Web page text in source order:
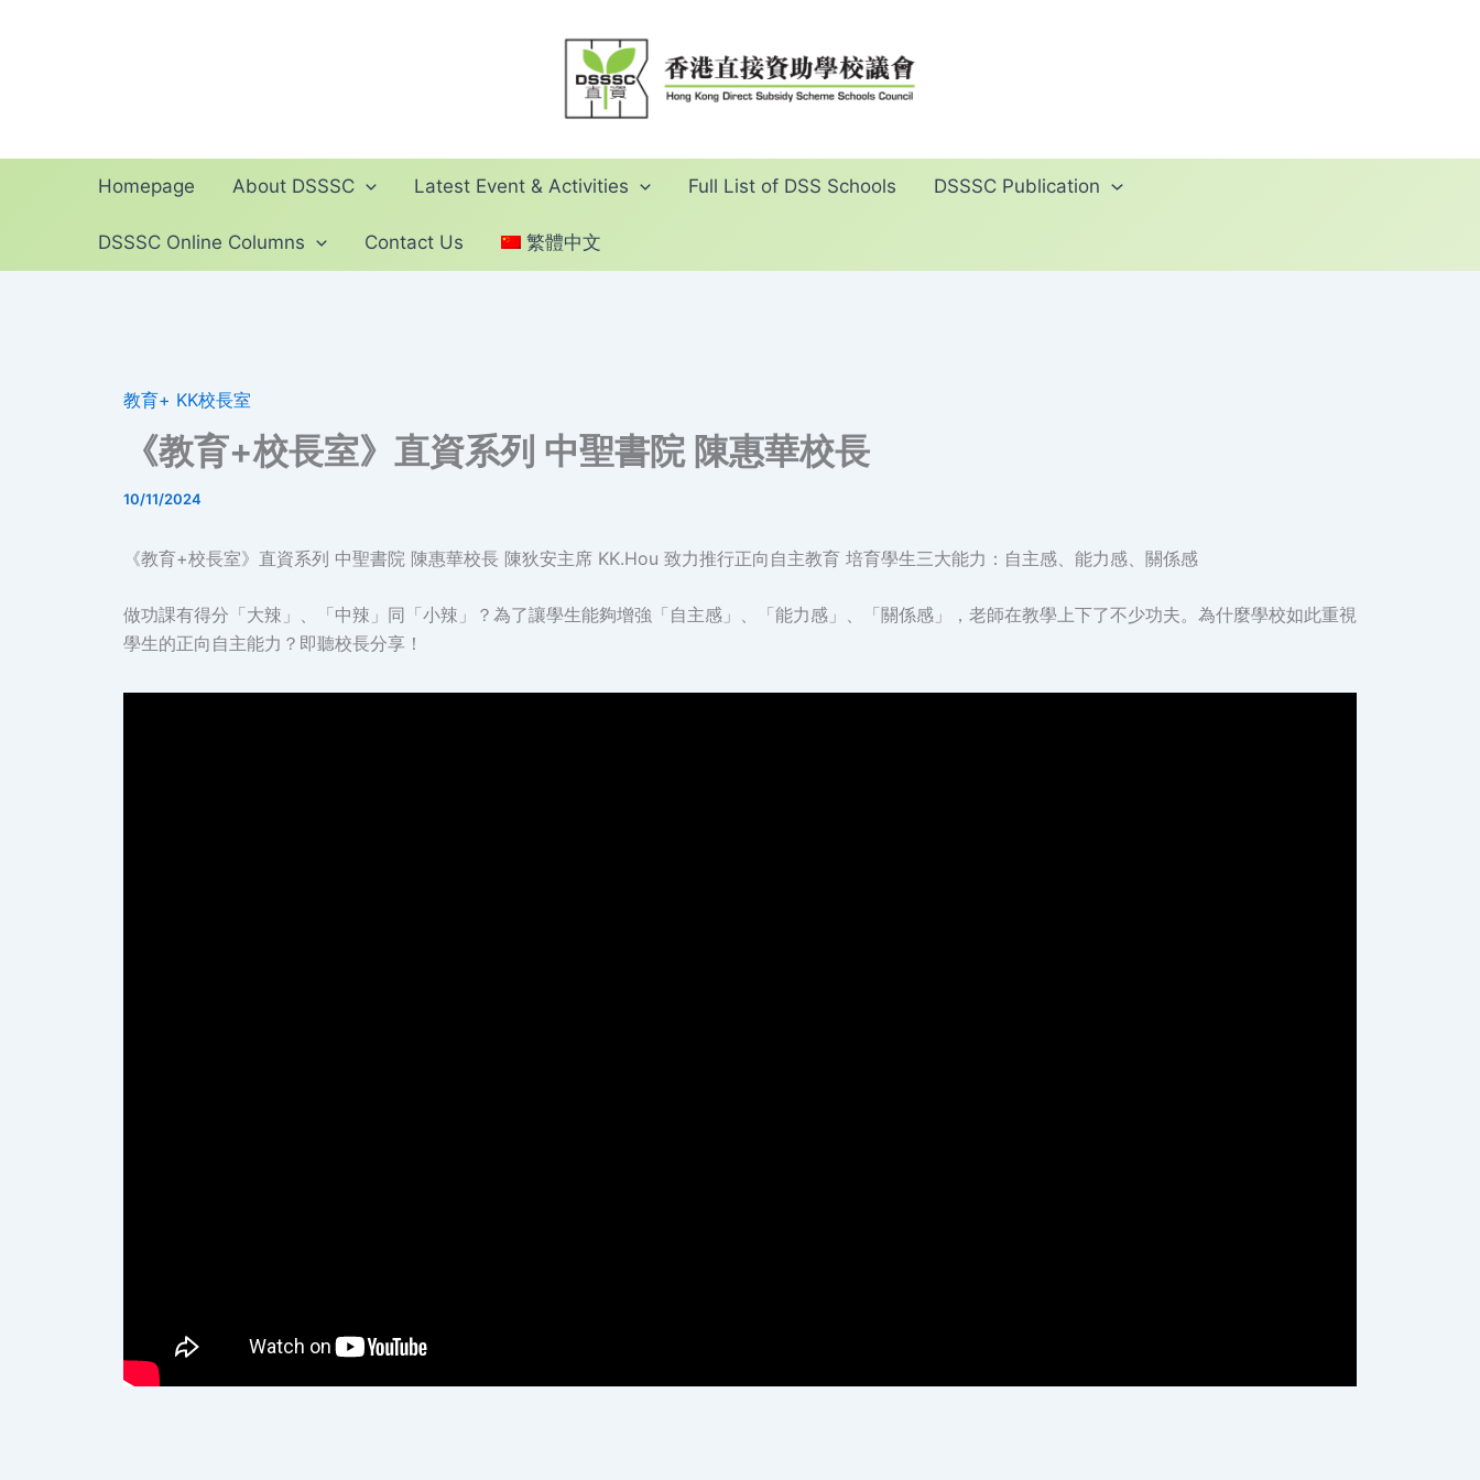
Homepage About DSSSC Latest Event & Activities Full List of DSS Schools DSSSC Publication
DSSSC Online Columns Contact Us 繁體中文
教育+ KK校長室
《教育+校長室》直資系列 中聖書院 陳惠華校長
10/11/2024
《教育+校長室》直資系列 中聖書院 陳惠華校長 陳狄安主席 KK.Hou 致力推行正向自主教育 培育學生三大能力：自主感、能力感、關係感
做功課有得分「大辣」、「中辣」同「小辣」？為了讓學生能夠增強「自主感」、「能力感」、「關係感」，老師在教學上下了不少功夫。為什麼學校如此重視
學生的正向自主能力？即聽校長分享！